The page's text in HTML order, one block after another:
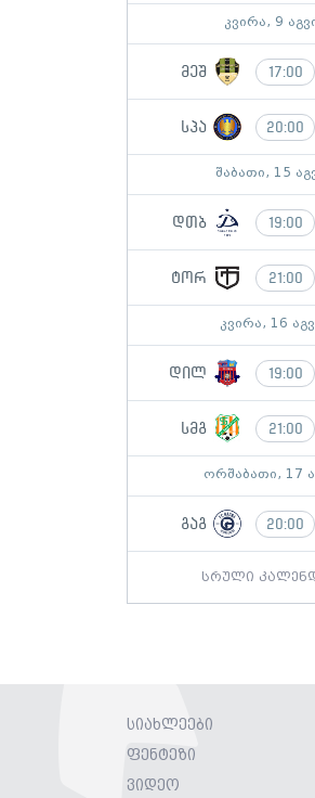
კვირა, 9
მეშ 17:00
სპა 20:00
შაბათი, 15
დთბ 19:00
ტორ 21:00
კვირა, 16
დილ 19:00
სმგ 21:00
ორშაბათი, 17
გაგ 20:00
სრული
სიახლეები
ფენტეზი
ვიდეო